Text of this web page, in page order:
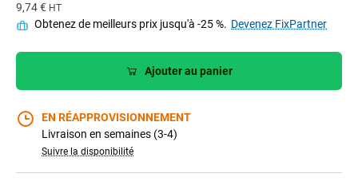
9,74 € HT
Obtenez de meilleurs prix jusqu'à -25 %. Devenez FixPartner
Ajouter au panier
EN RÉAPPROVISIONNEMENT
Livraison en semaines (3-4)
Suivre la disponibilité